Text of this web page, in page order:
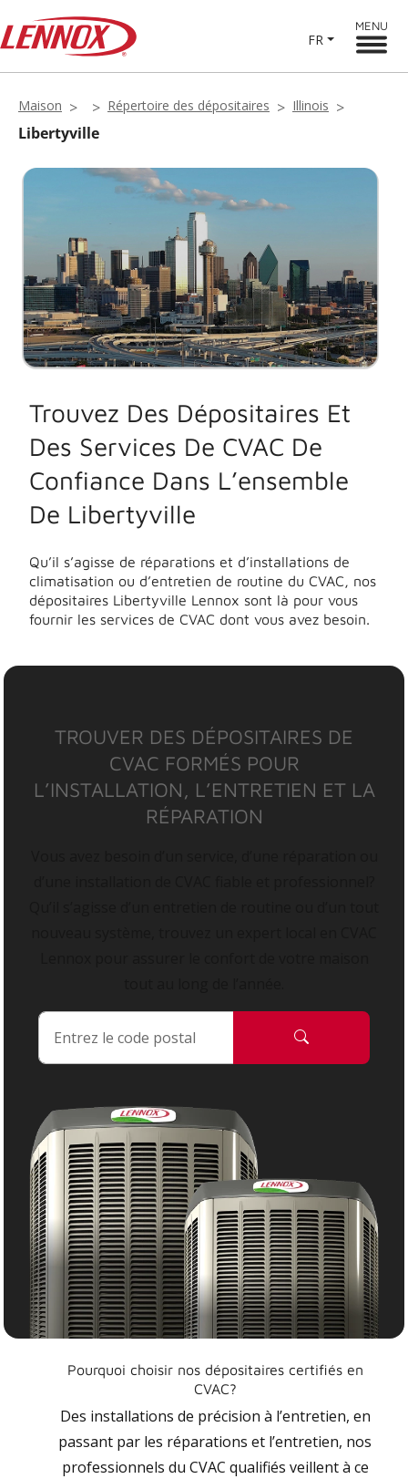
FR
MENU
Maison Répertoire des dépositaires Illinois
Libertyville
Trouvez Des Dépositaires Et
Des Services De CVAC De
Confiance Dans L’ensemble
De Libertyville
Qu’il s’agisse de réparations et d’installations de
climatisation ou d’entretien de routine du CVAC, nos
dépositaires Libertyville Lennox sont là pour vous
fournir les services de CVAC dont vous avez besoin.
TROUVER DES DÉPOSITAIRES DE
CVAC FORMÉS POUR
L’INSTALLATION, L’ENTRETIEN ET LA
RÉPARATION
Pourquoi choisir nos dépositaires certifiés en
CVAC?
Des installations de précision à l’entretien, en
passant par les réparations et l’entretien, nos
professionnels du CVAC qualifiés veillent à ce